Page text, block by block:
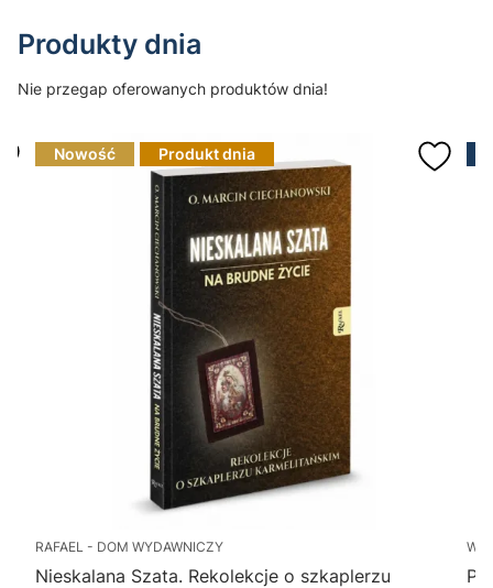
Produkty dnia
Nie przegap oferowanych produktów dnia!
Nowość Produkt dnia
RAFAEL - DOM WYDAWNICZY
Nieskalana Szata. Rekolekcje o szkaplerzu